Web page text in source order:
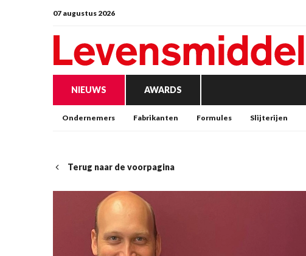
07 augustus 2026
NIEUWS AWARDS
Ondernemers Fabrikanten Formules Slijterijen
Terug naar de voorpagina